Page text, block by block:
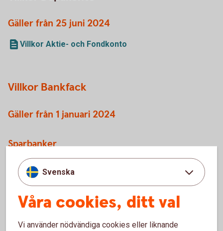
Gäller från 25 juni 2024
Villkor Aktie- och Fondkonto
Villkor Bankfack
Gäller från 1 januari 2024
Sparbanker
Villkor Bankfack (pdf)
Villkor BankID - privat
Svenska
Våra cookies, ditt val
Vi använder nödvändiga cookies eller liknande